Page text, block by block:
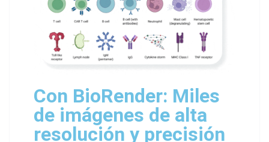
Con BioRender: Miles
de imágenes de alta
resolución y precisión